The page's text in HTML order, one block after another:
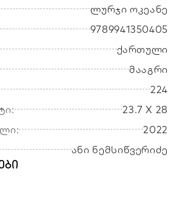
ლურჯი ოკეანე
9789941350405
ქართული
მააგრი
224
23.7 X 28
2022
ანი ნემსიწვერიძე